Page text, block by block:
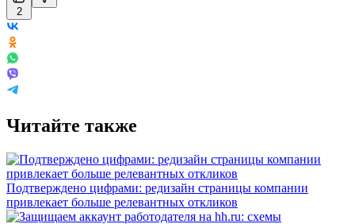
2
Читайте также
Подтверждено цифрами: редизайн страницы компании
привлекает больше релевантных откликов